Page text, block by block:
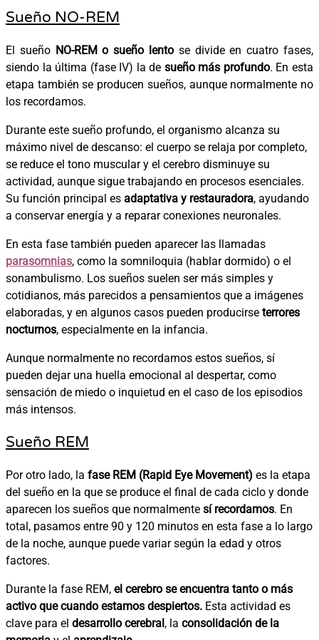
Sueño NO-REM
El sueño NO-REM o sueño lento se divide en cuatro fases,
siendo la última (fase IV) la de sueño más profundo. En esta
etapa también se producen sueños, aunque normalmente no
los recordamos.
Durante este sueño profundo, el organismo alcanza su
máximo nivel de descanso: el cuerpo se relaja por completo,
se reduce el tono muscular y el cerebro disminuye su
actividad, aunque sigue trabajando en procesos esenciales.
Su función principal es adaptativa y restauradora, ayudando
a conservar energía y a reparar conexiones neuronales.
En esta fase también pueden aparecer las llamadas
parasomnias, como la somniloquia (hablar dormido) o el
sonambulismo. Los sueños suelen ser más simples y
cotidianos, más parecidos a pensamientos que a imágenes
elaboradas, y en algunos casos pueden producirse terrores
nocturnos, especialmente en la infancia.
Aunque normalmente no recordamos estos sueños, sí
pueden dejar una huella emocional al despertar, como
sensación de miedo o inquietud en el caso de los episodios
más intensos.
Sueño REM
Por otro lado, la fase REM (Rapid Eye Movement) es la etapa
del sueño en la que se produce el final de cada ciclo y donde
aparecen los sueños que normalmente sí recordamos. En
total, pasamos entre 90 y 120 minutos en esta fase a lo largo
de la noche, aunque puede variar según la edad y otros
factores.
Durante la fase REM, el cerebro se encuentra tanto o más
activo que cuando estamos despiertos. Esta actividad es
clave para el desarrollo cerebral, la consolidación de la